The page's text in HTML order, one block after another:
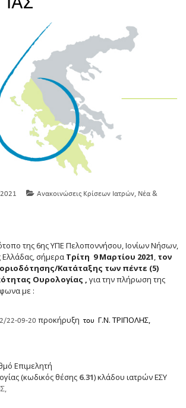
Ανακοινώσεις Κρίσεων Ιατρών, Νέα &
της 6ης ΥΠΕ Πελοποννήσου, Ιονίων Νήσων,
Ελλάδας, σήμερα Τρίτη 9 Μαρτίου 2021, τον
Κατάταξης των πέντε (5)
Ουρολογίας ,για την πλήρωση της
με :
22-09-20 προκήρυξη του Γ.Ν. ΤΡΙΠΟΛΗΣ,
Επιμελητή
(κωδικός θέσης 6.31) κλάδου ιατρών ΕΣΥ